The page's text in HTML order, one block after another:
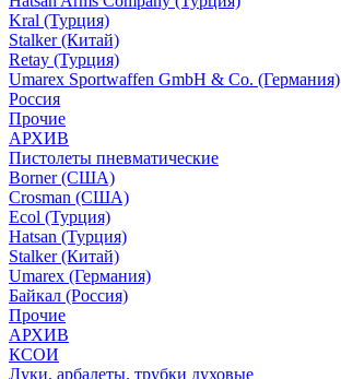
Kral (Турция)
Stalker (Китай)
Retay (Турция)
Umarex Sportwaffen GmbH & Co. (Германия)
Россия
Прочие
АРХИВ
Пистолеты пневматические
Borner (США)
Crosman (США)
Ecol (Турция)
Hatsan (Турция)
Stalker (Китай)
Umarex (Германия)
Байкал (Россия)
Прочие
АРХИВ
КСОИ
Луки, арбалеты, трубки духовые